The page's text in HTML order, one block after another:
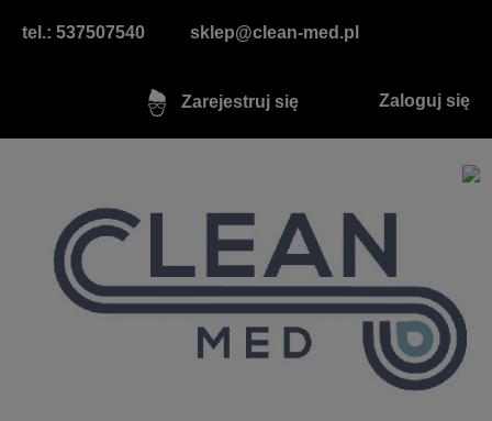
tel.: 537507540 sklep@clean-med.pl
Zarejestruj się Zaloguj się